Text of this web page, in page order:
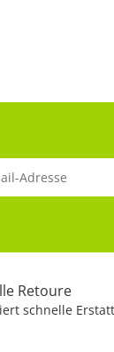
Retoure
schnelle